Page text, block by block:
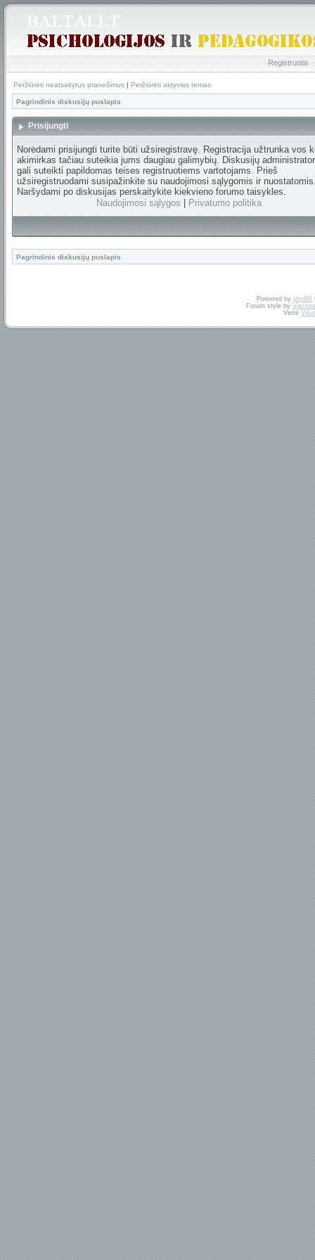
Registruotis
Peržiūrėti neatsakytus pranešimus | Peržiūrėti aktyvias temas
Pagrindinis diskusijų puslapis
Prisijungti
Norėdami prisijungti turite būti užsiregistravę. Registracija užtrunka vos
akimirkas tačiau suteikia jums daugiau galimybių. Diskusijų
gali suteikti papildomas teises registruotiems vartotojams. Prieš
užsiregistruodami susipažinkite su naudojimosi sąlygomis ir
Naršydami po diskusijas perskaitykite kiekvieno forumo taisykles.
Naudojimosi sąlygos
Privatumo politika
Pagrindinis diskusijų puslapis
Powered by phpBB
Forum style by
Vertė